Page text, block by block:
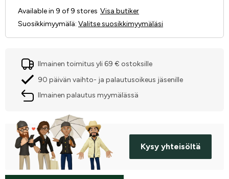
Available in 9 of 9 stores Visa butiker
Suosikkimyymälä: Valitse suosikkimyymäläsi
Ilmainen toimitus yli 69 € ostoksille
90 päivän vaihto- ja palautusoikeus jäsenille
Ilmainen palautus myymälässä
Kysy yhteisöltä